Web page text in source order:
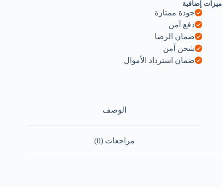
ميزات إضافية
جودة ممتازة
دفع آمن
ضمان الرضا
شحن آمن
ضمان استرداد الأموال
الوصف
مراجعات (0)